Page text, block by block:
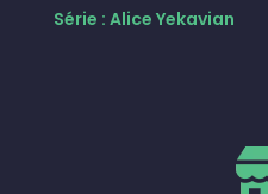
Série : Alice Yekavian